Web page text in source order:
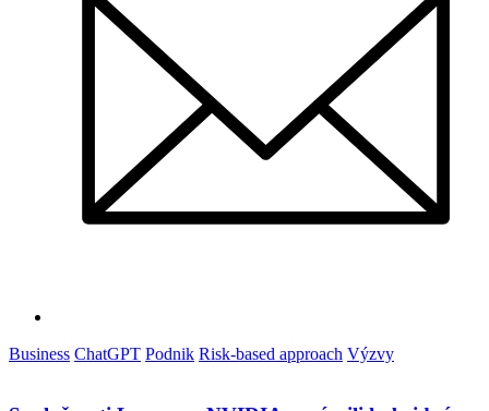
Business ChatGPT Podnik Risk-based approach Výzvy